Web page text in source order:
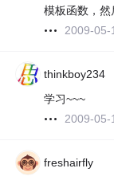
模板函数，
2009-05-
thinkboy234
学习~~~
2009-05-
freshairfly